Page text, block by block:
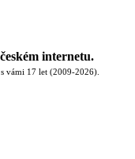
internetu.
vámi 17 let (2009-2026).